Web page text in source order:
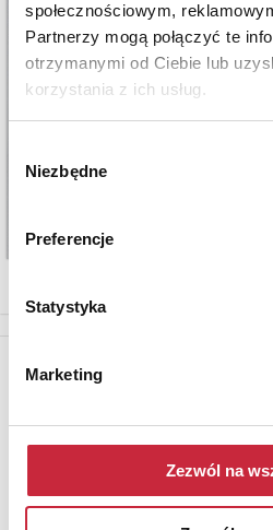
społecznościowym,
Partnerzy mogą połączyć te
otrzymanymi od Ciebie lub
korzystania z ich usług.
zgody
Niezbędne
Preferencje
Statystyka
Marketing
Zezwól na
adres e-